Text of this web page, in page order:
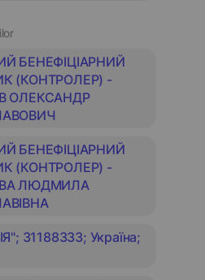
БЕНЕФІЦІАРНИЙ
(КОНТРОЛЕР) -
ОЛЕКСАНДР
БЕНЕФІЦІАРНИЙ
(КОНТРОЛЕР) -
ЛЮДМИЛА
31188333; Україна;